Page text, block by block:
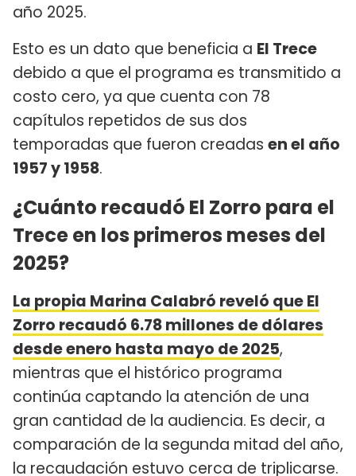
año 2025.
Esto es un dato que beneficia a El Trece
debido a que el programa es transmitido a
costo cero, ya que cuenta con 78
capítulos repetidos de sus dos
temporadas que fueron creadas en el año
1957 y 1958.
¿Cuánto recaudó El Zorro para el
Trece en los primeros meses del
2025?
La propia Marina Calabró reveló que El
Zorro recaudó 6.78 millones de dólares
desde enero hasta mayo de 2025,
mientras que el histórico programa
continúa captando la atención de una
gran cantidad de la audiencia. Es decir, a
comparación de la segunda mitad del año,
la recaudación estuvo cerca de triplicarse.